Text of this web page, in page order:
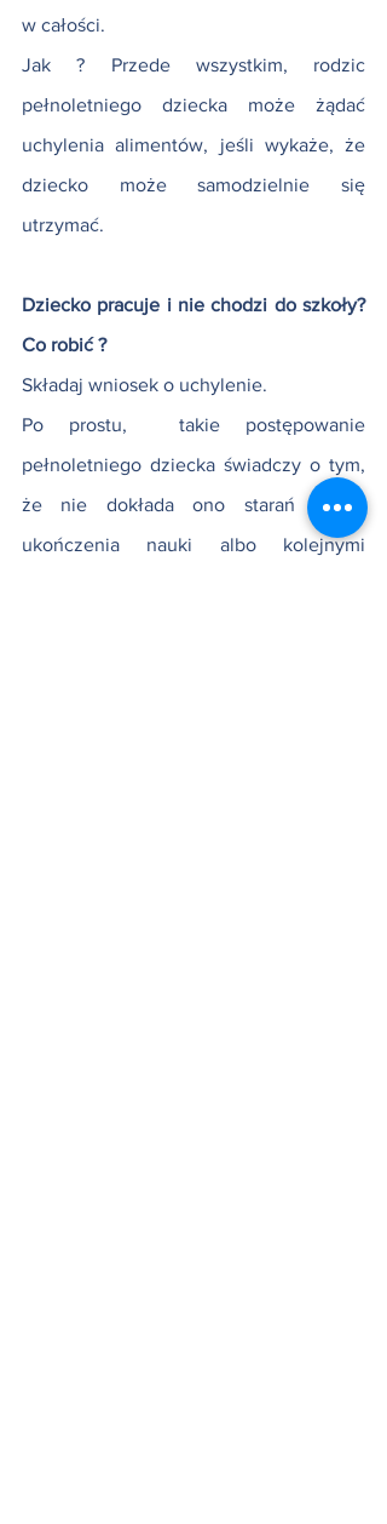
w całości.
Jak ? Przede wszystkim, rodzic
pełnoletniego dziecka może żądać
uchylenia alimentów, jeśli wykaże, że
dziecko może samodzielnie się
utrzymać.
Dziecko pracuje i nie chodzi do szkoły?
Co robić ?
Składaj wniosek o uchylenie.
Po prostu,  takie postępowanie
pełnoletniego dziecka świadczy o tym,
że nie dokłada ono starań celem
ukończenia nauki albo kolejnymi